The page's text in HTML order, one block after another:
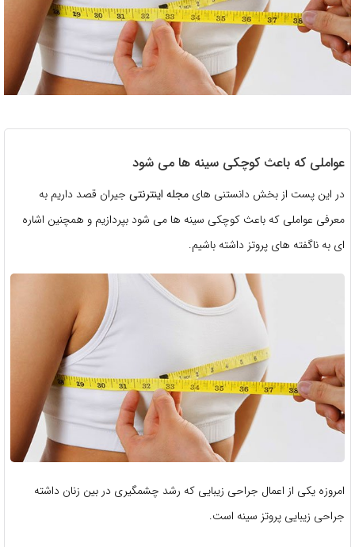
عواملی که باعث کوچکی سینه ها می شود
در این پست از بخش دانستنی های مجله اینترنتی جیران قصد داریم به
معرفی عواملی که باعث کوچکی سینه ها می شود بپردازیم و همچنین اشاره
ای به ناگفته های پروتز داشته باشیم.
امروزه یکی از اعمال جراحی زیبایی که رشد چشمگیری در بین زنان داشته
جراحی زیبایی پروتز سینه است.